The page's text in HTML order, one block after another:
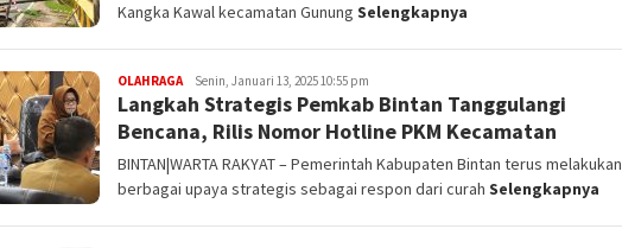
Kangka Kawal kecamatan Gunung Selengkapnya
OLAHRAGARedaksi
Senin, Januari 13, 2025 10:55 pm
Langkah Strategis Pemkab Bintan Tanggulangi
Bencana, Rilis Nomor Hotline PKM Kecamatan
BINTAN|WARTA RAKYAT – Pemerintah Kabupaten Bintan terus melakukan
berbagai upaya strategis sebagai respon dari curah Selengkapnya